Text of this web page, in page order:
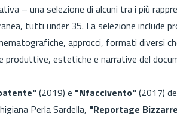
– una selezione di alcuni tra i più
tutti under 35. La selezione include
approcci, formati diversi
produttive, estetiche e narrative del
(2019) e "Nfaccivento" (2017)
Perla Sardella, "Reportage